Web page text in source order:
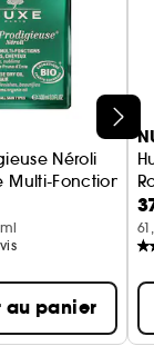
cheveux
Néroli
Multi-Fonctions
au panier